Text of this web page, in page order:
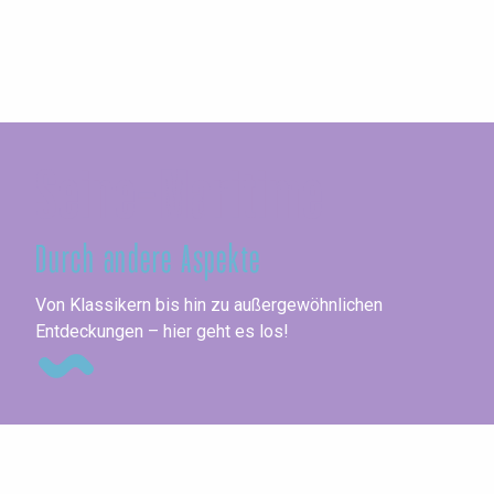
Durch andere Aspekte
Von Klassikern bis hin zu außergewöhnlichen
Entdeckungen – hier geht es los!